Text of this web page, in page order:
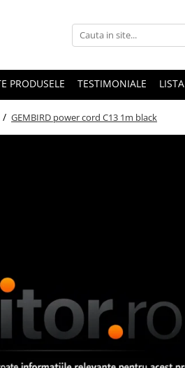
PRODUSELE TESTIMONIALE
/ GEMBIRD power cord C13 1m black